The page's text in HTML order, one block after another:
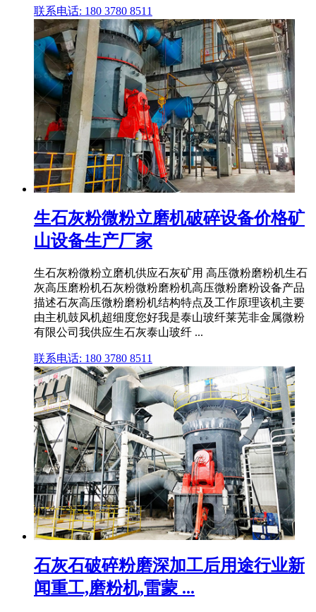
联系电话: 180 3780 8511
生石灰粉微粉立磨机破碎设备价格矿
山设备生产厂家
生石灰粉微粉立磨机供应石灰矿用 高压微粉磨粉机生石
灰高压磨粉机石灰粉微粉磨粉机高压微粉磨粉设备产品
描述石灰高压微粉磨粉机结构特点及工作原理该机主要
由主机鼓风机超细度您好我是泰山玻纤莱芜非金属微粉
有限公司我供应生石灰泰山玻纤 ...
联系电话: 180 3780 8511
石灰石破碎粉磨深加工后用途行业新
闻重工,磨粉机,雷蒙 ...